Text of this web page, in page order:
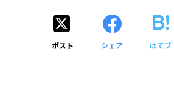
ポスト シェア はてブ